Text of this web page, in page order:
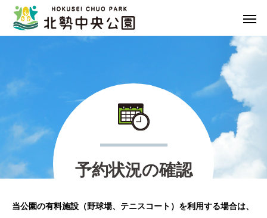
予約状況の確認
当公園の有料施設（野球場、テニスコート）を利用する場合は、